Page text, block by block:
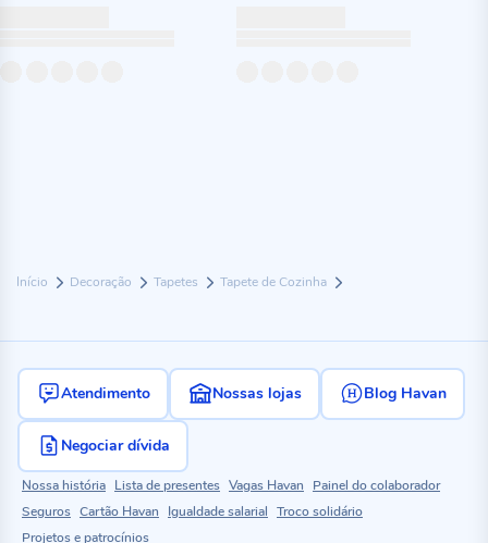
Início Decoração Tapetes Tapete de Cozinha
Atendimento Nossas lojas Blog Havan
Negociar dívida
Nossa história Lista de presentes Vagas Havan
Painel do colaborador
Seguros Cartão Havan Igualdade salarial Troco solidário
Projetos e patrocínios